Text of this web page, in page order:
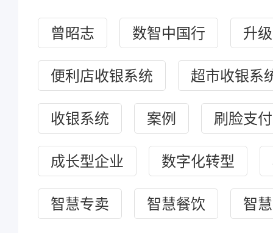
曾昭志 数智中国行 升
便利店收银系统 超市收银系
收银系统 案例 刷脸支付
成长型企业 数字化转型
智慧专卖 智慧餐饮 智